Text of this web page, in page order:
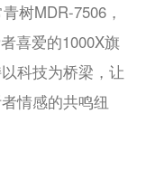
树MDR-7506，
喜爱的1000X旗
科技为桥梁，让
情感的共鸣纽